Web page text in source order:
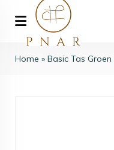
Home » Basic Tas Groen